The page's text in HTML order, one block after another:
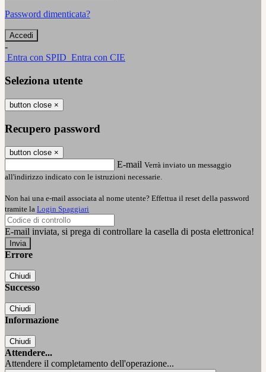
Password dimenticata?
-
Entra con SPID Entra con CIE
Seleziona utente
button close ×
Recupero password
button close ×
E-mail Verrà inviato un messaggio
all'indirizzo indicato con le istruzioni necessarie.
Non hai una e-mail associata al nome utente? Effettua il reset della password
tramite la Login Spaggiari
E-mail inviata, si prega di controllare la casella di posta elettronica!
Errore
Chiudi
Successo
Chiudi
Informazione
Chiudi
Attendere...
Attendere il completamento dell'operazione...